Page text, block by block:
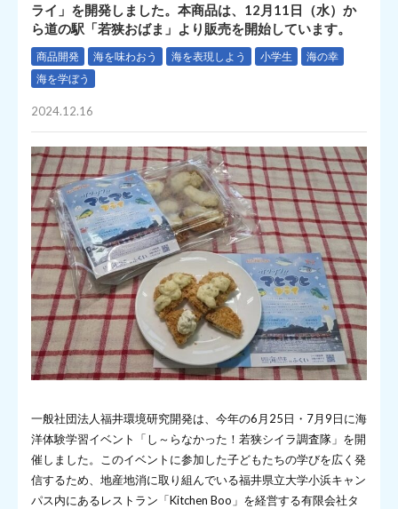
ライ」を開発しました。本商品は、12月11日（水）か
ら道の駅「若狭おばま」より販売を開始しています。
商品開発 海を味わおう 海を表現しよう 小学生
海の幸
海を学ぼう
2024.12.16
一般社団法人福井環境研究開発は、今年の6月25日・7月9日に海
洋体験学習イベント「し～らなかった！若狭シイラ調査隊」を開
催しました。このイベントに参加した子どもたちの学びを広く発
信するため、地産地消に取り組んでいる福井県立大学小浜キャン
パス内にあるレストラン「Kitchen Boo」を経営する有限会社タ